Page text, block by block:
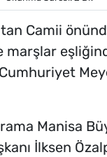
Camii
marşlar
Manisa
İlksen